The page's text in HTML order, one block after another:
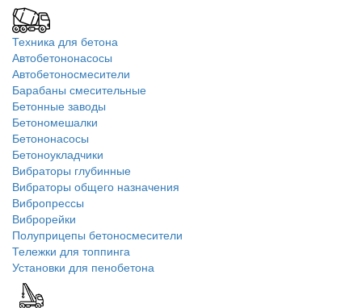
Техника для бетона
Автобетононасосы
Автобетоносмесители
Барабаны смесительные
Бетонные заводы
Бетономешалки
Бетононасосы
Бетоноукладчики
Вибраторы глубинные
Вибраторы общего назначения
Вибропрессы
Виброрейки
Полуприцепы бетоносмесители
Тележки для топпинга
Установки для пенобетона